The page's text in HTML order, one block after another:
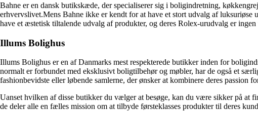
Bahne er en dansk butikskæde, der specialiserer sig i boligindretning,
erhvervslivet.Mens Bahne ikke er kendt for at have et stort udvalg af
have et æstetisk tiltalende udvalg af produkter, og deres Rolex-urudvalg er
Illums Bolighus
Illums Bolighus er en af Danmarks mest respekterede butikker inden for
normalt er forbundet med eksklusivt boligtilbehør og møbler, har de også et
fashionbevidste eller løbende samlerne, der ønsker at kombinere deres
Uanset hvilken af ​​disse butikker du vælger at besøge, kan du være sikker på at
de deler alle en fælles mission om at tilbyde førsteklasses produkter til deres